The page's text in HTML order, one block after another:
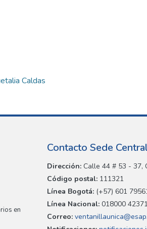
Caldas
en
Contacto Sede
Dirección: Calle 44 # 53 - 37,
Código postal: 111321
Línea Bogotá: (+57) 601
Línea Nacional: 018000
Correo: